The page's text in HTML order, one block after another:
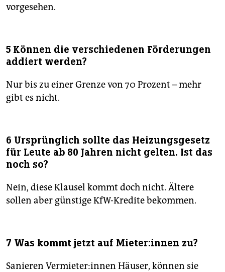
vorgesehen.
5 Können die verschiedenen Förderungen
addiert werden?
Nur bis zu einer Grenze von 70 Prozent – mehr
gibt es nicht.
6 Ursprünglich sollte das Heizungsgesetz
für Leute ab 80 Jahren nicht gelten. Ist das
noch so?
Nein, diese Klausel kommt doch nicht. Ältere
sollen aber günstige KfW-Kredite bekommen.
7 Was kommt jetzt auf Mie­te­r:in­nen zu?
Sanieren Ver­mie­te­r:in­nen Häuser, können sie